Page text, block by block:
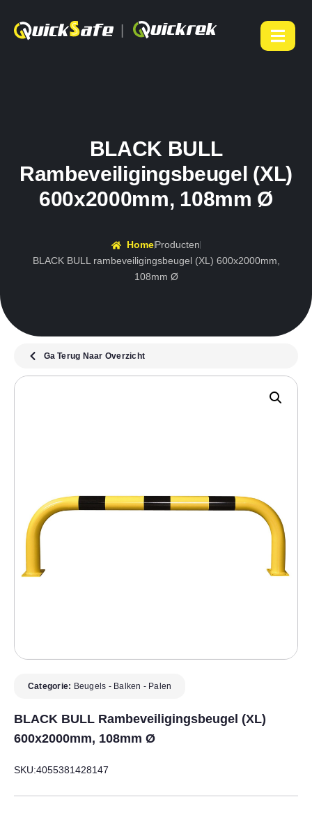
BLACK BULL
Rambeveiligingsbeugel (XL)
600x2000mm, 108mm Ø
HomeProducten
BLACK BULL rambeveiligingsbeugel (XL) 600x2000mm,
108mm Ø
Ga Terug Naar Overzicht
Categorie: Beugels - Balken - Palen
BLACK BULL Rambeveiligingsbeugel (XL)
600x2000mm, 108mm Ø
SKU:4055381428147